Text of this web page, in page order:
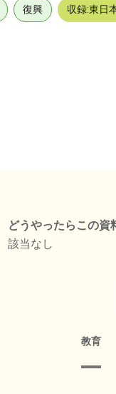
復興 収録:東日
どうやったらこの資
該当なし
教育